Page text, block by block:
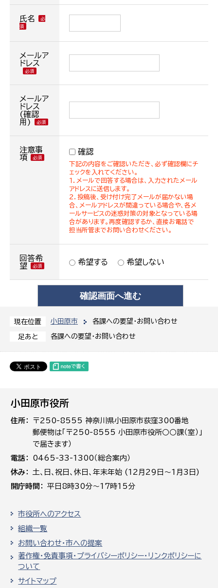
現在位置 小田原市 各課への要望・お問い合わせ
足あと 各課への要望・お問い合わせ
氏名
メールア
ドレス
メールア
ドレス
(確認
用)
注意事
項
確認
下記の内容をご確認いただき、必ず確認欄にチ
ェックを入れてください。
１．メールで回答する場合は、入力されたメール
アドレスに送信します。
２．投稿後、受け付け完了メールが届かない場
合、メールアドレスが間違っている場合や、各メ
ールサービスの迷惑対策の対象となっている場
合があります。再度確認するか、直接お電話で
担当所管までお問い合わせください。
回答希
望
希望する 希望しない
小田原市役所
住所
〒250-8555 神奈川県小田原市荻窪300番地
郵便物は「〒250-8555 小田原市役所○○課（室）」
で届きます）
電話
0465-33-1300（総合案内）
休み
土､日､祝日、休日、年末年始 (12月29日～1月3日)
開庁時間
平日8時30分～17時15分
市役所へのアクセス
組織一覧
お問い合わせ・市への提案
著作権・免責事項・プライバシーポリシー・リンクポリシーに
ついて
サイトマップ